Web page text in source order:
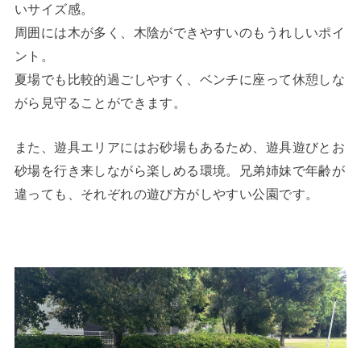
いサイズ感。
周囲には木が多く、木陰ができやすいのもうれしいポイ
ント。
夏場でも比較的過ごしやすく、ベンチに座って休憩しな
がら見守ることができます。
また、遊具エリアにはお砂場もあるため、遊具遊びとお
砂場を行き来しながら楽しめる環境。兄弟姉妹で年齢が
違っても、それぞれの遊び方がしやすい公園です。